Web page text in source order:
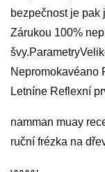
bezpečnost je pak
Zárukou 100%
Nepromokavéano
Letníne Reflexní
namman muay
ruční frézka na